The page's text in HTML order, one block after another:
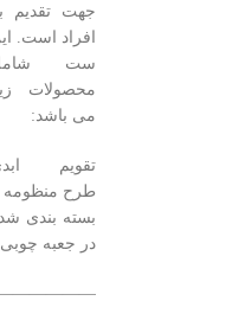
جهت تقدیم
افراد است.
ست
محصولات
می باشد:
تقویم
طرح منظومه
بسته بندی
در جعبه چوبی